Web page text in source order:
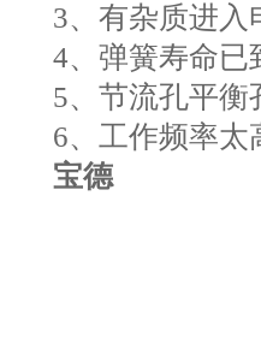
3、有杂质进
4、弹簧寿命
5、节流孔平
6、工作频率
宝德